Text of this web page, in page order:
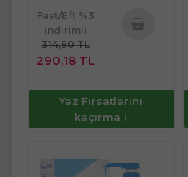
Fast/Eft %3
indirimli
314,90 TL
290,18 TL
Yaz Fırsatlarını
kaçırma !